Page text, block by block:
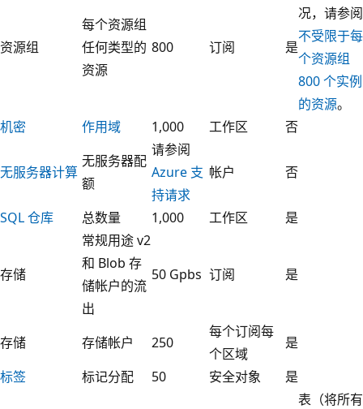
资源组
每个资源组
任何类型的
资源
800 订阅 是
况，请参阅
不受限于每
个资源组
800 个实例
的资源。
机密
作用域 1,000 工作区 否
无服务器计算
无服务器配
额
请参阅
Azure 支
持请求
帐户 否
SQL 仓库 总数量 1,000 工作区 是
存储
常规用途 v2
和 Blob 存
储帐户的流
出
50 Gpbs 订阅 是
存储 存储帐户 250
每个订阅每
个区域
是
标签
标记分配 50 安全对象 是
表（将所有